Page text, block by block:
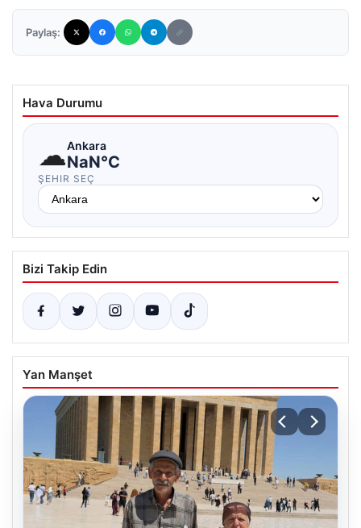
Paylaş:
Hava Durumu
☁Ankara
NaN°C
ŞEHIR SEÇ
Bizi Takip Edin
Yan Manşet